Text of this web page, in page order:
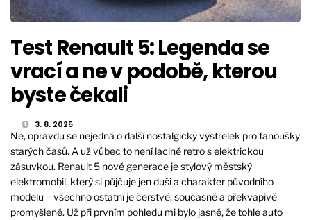
Test Renault 5: Legenda se
vrací a ne v podobě, kterou
byste čekali
3. 8. 2025
Ne, opravdu se nejedná o další nostalgický výstřelek pro fanoušky
starých časů. A už vůbec to není laciné retro s elektrickou
zásuvkou. Renault 5 nové generace je stylový městský
elektromobil, který si půjčuje jen duši a charakter původního
modelu – všechno ostatní je čerstvé, současné a překvapivě
promyšlené. Už při prvním pohledu mi bylo jasné, že tohle auto